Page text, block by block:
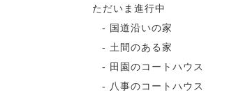
ただいま進行中
国道沿いの家
土間のある家
田園のコートハウス
八事のコートハウス